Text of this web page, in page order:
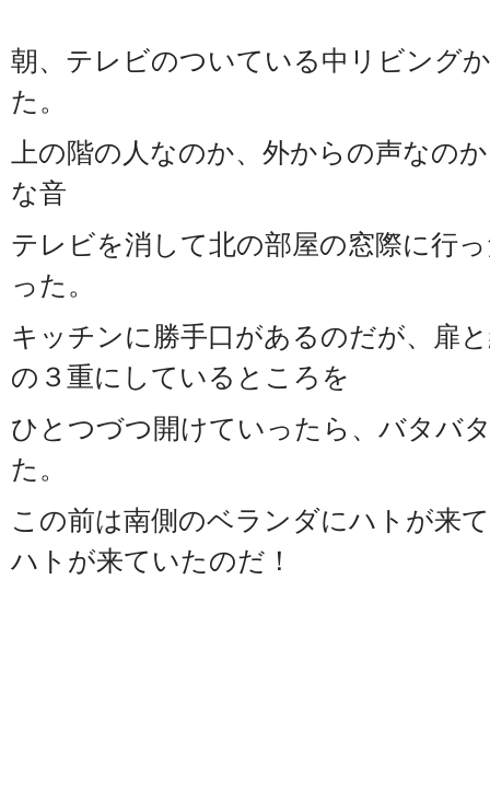
朝、テレビのついている中リビング
た。
上の階の人なのか、外からの声なの
な音
テレビを消して北の部屋の窓際に行
った。
キッチンに勝手口があるのだが、扉
の３重にしているところを
ひとつづつ開けていったら、バタバ
た。
この前は南側のベランダにハトが来
ハトが来ていたのだ！